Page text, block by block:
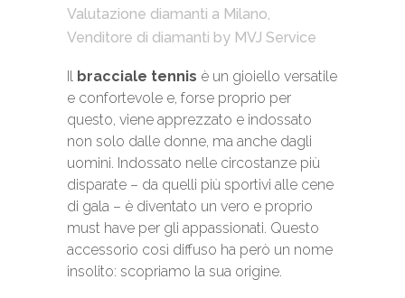
Valutazione diamanti a Milano
Venditore di diamanti by MVJ Service
Il bracciale tennis è un gioiello versatile
e confortevole e, forse proprio per
questo, viene apprezzato e indossato
non solo dalle donne, ma anche dagli
uomini. Indossato nelle circostanze più
disparate – da quelli più sportivi alle cene
di gala – è diventato un vero e proprio
must have per gli appassionati. Questo
accessorio così diffuso ha però un nome
insolito: scopriamo la sua origine.